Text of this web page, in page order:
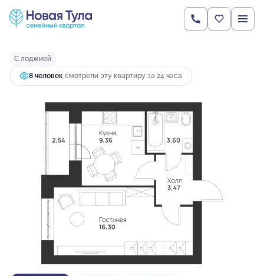
1-комнатная35.27 м 4 068 253 руб.
Ипотекаот 15 618 руб.
С лоджией
8 человек смотрели эту квартиру за 24 часа